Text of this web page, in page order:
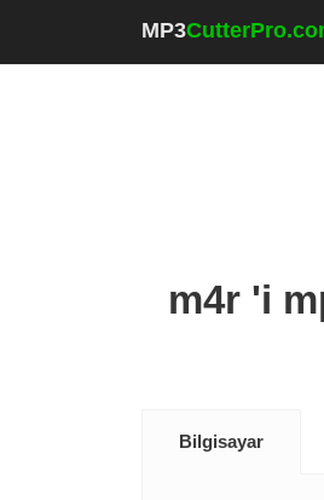
MP3
m4r 'i
Bilgisayar